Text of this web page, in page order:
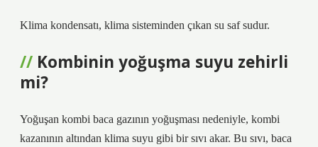
Klima kondensatı, klima sisteminden çıkan su saf sudur.
Kombinin yoğuşma suyu zehirli
mi?
Yoğuşan kombi baca gazının yoğuşması nedeniyle, kombi
kazanının altından klima suyu gibi bir sıvı akar. Bu sıvı, baca